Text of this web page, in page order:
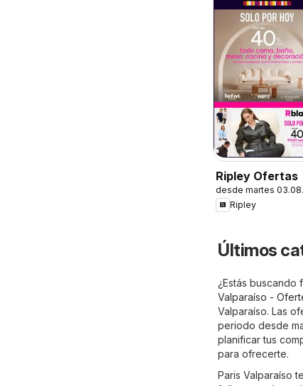
Ripley Ofertas
desde martes
Ripley
Últimos
¿Estás buscando
Valparaíso -
Valparaíso. Las
periodo desde
planificar tus
para ofrecerte.
Paris Valparaíso